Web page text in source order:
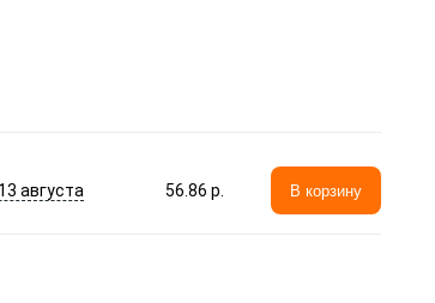
августа 56.86 p. В корзину